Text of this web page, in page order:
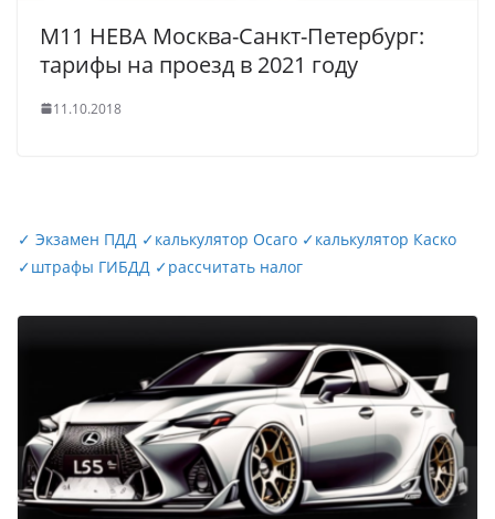
М11 НЕВА Москва-Санкт-Петербург:
тарифы на проезд в 2021 году
11.10.2018
✓ Экзамен ПДД ✓калькулятор Осаго ✓калькулятор Каско
✓штрафы ГИБДД ✓рассчитать налог